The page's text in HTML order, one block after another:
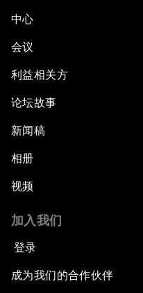
中心
会议
利益相关方
论坛故事
新闻稿
相册
视频
加入我们
登录
成为我们的合作伙伴